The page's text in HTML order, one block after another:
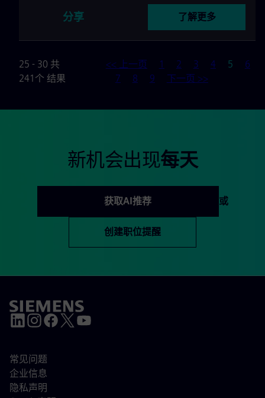
分享 了解更多
25 - 30 共
241个 结果
<< 上一页 1 2 3 4 页
5
6
7
8 9 下一页 >>
新机会出现每天
获取AI推荐 或
创建职位提醒
常见问题
企业信息
隐私声明